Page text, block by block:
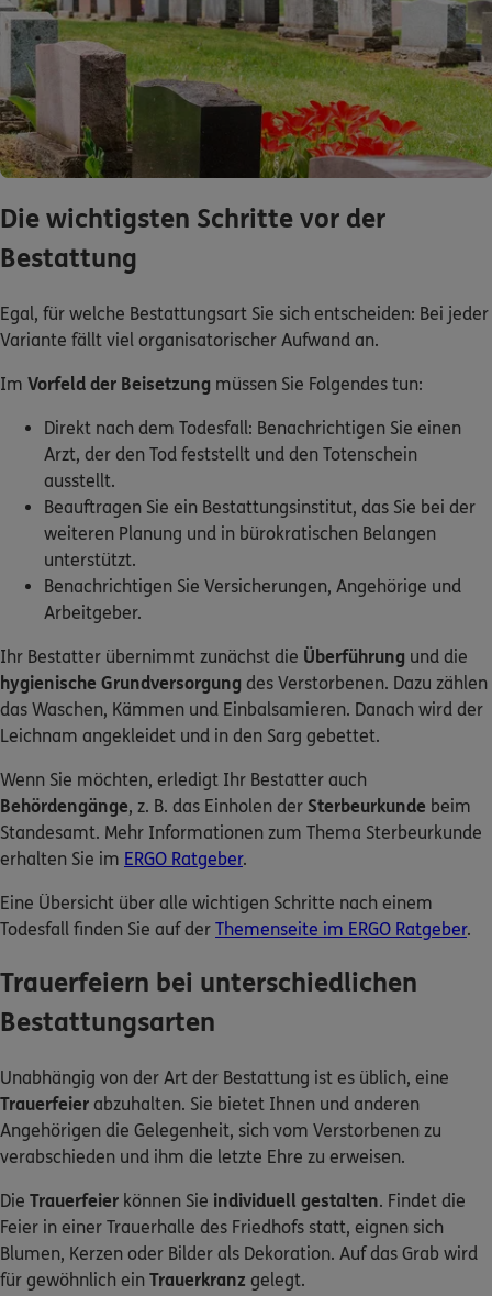
Die wichtigsten Schritte vor der
Bestattung
Egal, für welche Bestattungsart Sie sich entscheiden: Bei jeder
Variante fällt viel organisatorischer Aufwand an.
Im Vorfeld der Beisetzung müssen Sie Folgendes tun:
Direkt nach dem Todesfall: Benachrichtigen Sie einen
Arzt, der den Tod feststellt und den Totenschein
ausstellt.
Beauftragen Sie ein Bestattungsinstitut, das Sie bei der
weiteren Planung und in bürokratischen Belangen
unterstützt.
Benachrichtigen Sie Versicherungen, Angehörige und
Arbeitgeber.
Ihr Bestatter übernimmt zunächst die Überführung und die
hygienische Grundversorgung des Verstorbenen. Dazu zählen
das Waschen, Kämmen und Einbalsamieren. Danach wird der
Leichnam angekleidet und in den Sarg gebettet.
Wenn Sie möchten, erledigt Ihr Bestatter auch
Behördengänge, z. B. das Einholen der Sterbeurkunde beim
Standesamt. Mehr Informationen zum Thema Sterbeurkunde
erhalten Sie im ERGO Ratgeber.
Eine Übersicht über alle wichtigen Schritte nach einem
Todesfall finden Sie auf der Themenseite im ERGO Ratgeber.
Trauerfeiern bei unterschiedlichen
Bestattungsarten
Unabhängig von der Art der Bestattung ist es üblich, eine
Trauerfeier abzuhalten. Sie bietet Ihnen und anderen
Angehörigen die Gelegenheit, sich vom Verstorbenen zu
verabschieden und ihm die letzte Ehre zu erweisen.
Die Trauerfeier können Sie individuell gestalten. Findet die
Feier in einer Trauerhalle des Friedhofs statt, eignen sich
Blumen, Kerzen oder Bilder als Dekoration. Auf das Grab wird
für gewöhnlich ein Trauerkranz gelegt.